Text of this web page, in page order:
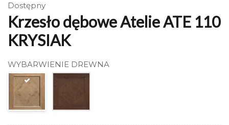
Dostępny
Krzesło dębowe Atelie ATE 110
KRYSIAK
WYBARWIENIE DREWNA